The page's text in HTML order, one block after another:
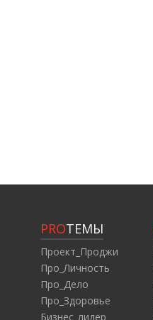
PROТЕМЫ
Проект_Проджи
Про_Личность
Про_Дело
Про_Здоровье
Бизнес_лидер